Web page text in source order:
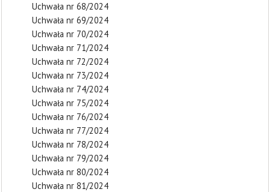
Uchwała nr 68/2024
Uchwała nr 69/2024
Uchwała nr 70/2024
Uchwała nr 71/2024
Uchwała nr 72/2024
Uchwała nr 73/2024
Uchwała nr 74/2024
Uchwała nr 75/2024
Uchwała nr 76/2024
Uchwała nr 77/2024
Uchwała nr 78/2024
Uchwała nr 79/2024
Uchwała nr 80/2024
Uchwała nr 81/2024